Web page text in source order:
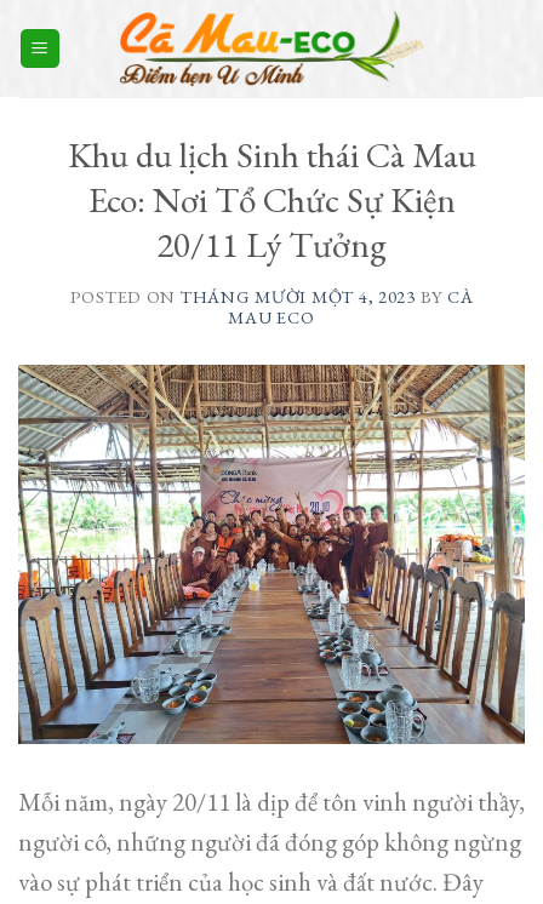
content
Khu du lịch Sinh thái Cà Mau
Eco: Nơi Tổ Chức Sự Kiện
20/11 Lý Tưởng
POSTED ON THÁNG MƯỜI MỘT 4, 2023 BY CÀ
MAU ECO
Mỗi năm, ngày 20/11 là dịp để tôn vinh người thầy,
người cô, những người đã đóng góp không ngừng
vào sự phát triển của học sinh và đất nước. Đây